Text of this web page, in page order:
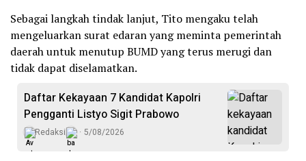
Sebagai langkah tindak lanjut, Tito mengaku telah
mengeluarkan surat edaran yang meminta pemerintah
daerah untuk menutup BUMD yang terus merugi dan
tidak dapat diselamatkan.
Daftar Kekayaan 7 Kandidat Kapolri
Pengganti Listyo Sigit Prabowo
Redaksi 5/08/2026